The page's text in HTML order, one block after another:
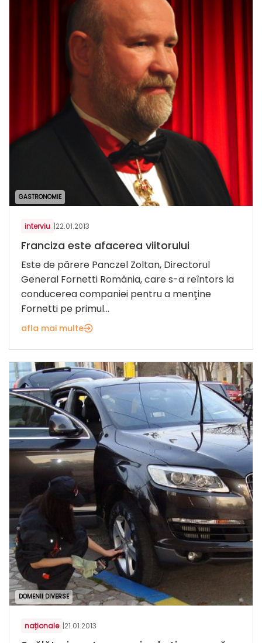
GASTRONOMIE
interviu |22.01.2013
Franciza este afacerea viitorului
Este de părere Panczel Zoltan, Directorul
General Fornetti România, care s-a reîntors la
conducerea companiei pentru a menţine
Fornetti pe primul...
afla mai multe
DOMENII DIVERSE
naționale |21.01.2013